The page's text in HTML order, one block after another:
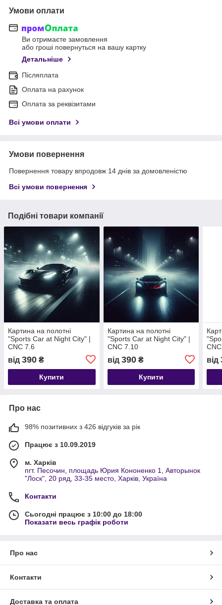
Умови оплати
Ви отримаєте замовлення
або гроші повернуться на вашу картку
Детальніше
Післяплата
Оплата на рахунок
Оплата за реквізитами
Всі умови оплати
Умови повернення
Повернення товару впродовж 14 днів за домовленістю
Всі умови повернення
Подібні товари компанії
Картина на полотні
"Sports Car at Night City" |
CNC 7.6
від 390 ₴
Купити
Картина на полотні
"Sports Car at Night City" |
CNC 7.10
від 390₴
Купити
від
Про нас
98% позитивних з 426 відгуків за рік
Працює з 10.09.2019
м. Харків
пгт. Песочин, площадь Юрия Кононенко 1, Авторынок
"Лоск", 20 ряд, 33-35 место, Харків, Україна
Контакти
Сьогодні працює з 10:00 до 18:00
Показати весь графік роботи
Про нас
Контакти
Доставка та оплата